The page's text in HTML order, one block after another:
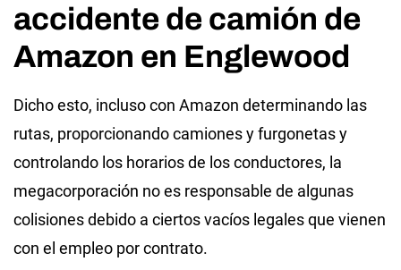
accidente de camión de
Amazon en Englewood
Dicho esto, incluso con Amazon determinando las
rutas, proporcionando camiones y furgonetas y
controlando los horarios de los conductores, la
megacorporación no es responsable de algunas
colisiones debido a ciertos vacíos legales que vienen
con el empleo por contrato.